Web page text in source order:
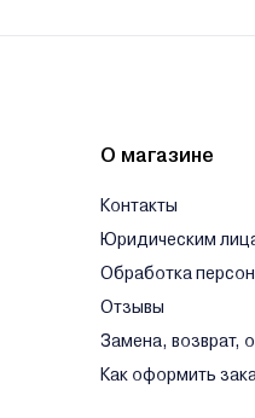
О магазине
Контакты
Юридическим
Обработка
Отзывы
Замена, возврат,
Как оформить